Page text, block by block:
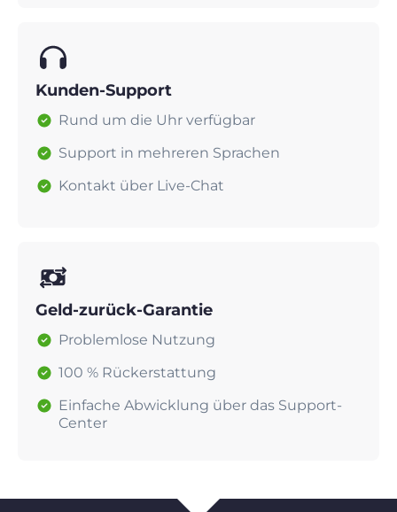
Kunden-Support
Rund um die Uhr verfügbar
Support in mehreren Sprachen
Kontakt über Live-Chat
Geld-zurück-Garantie
Problemlose Nutzung
100 % Rückerstattung
Einfache Abwicklung über das Support-
Center